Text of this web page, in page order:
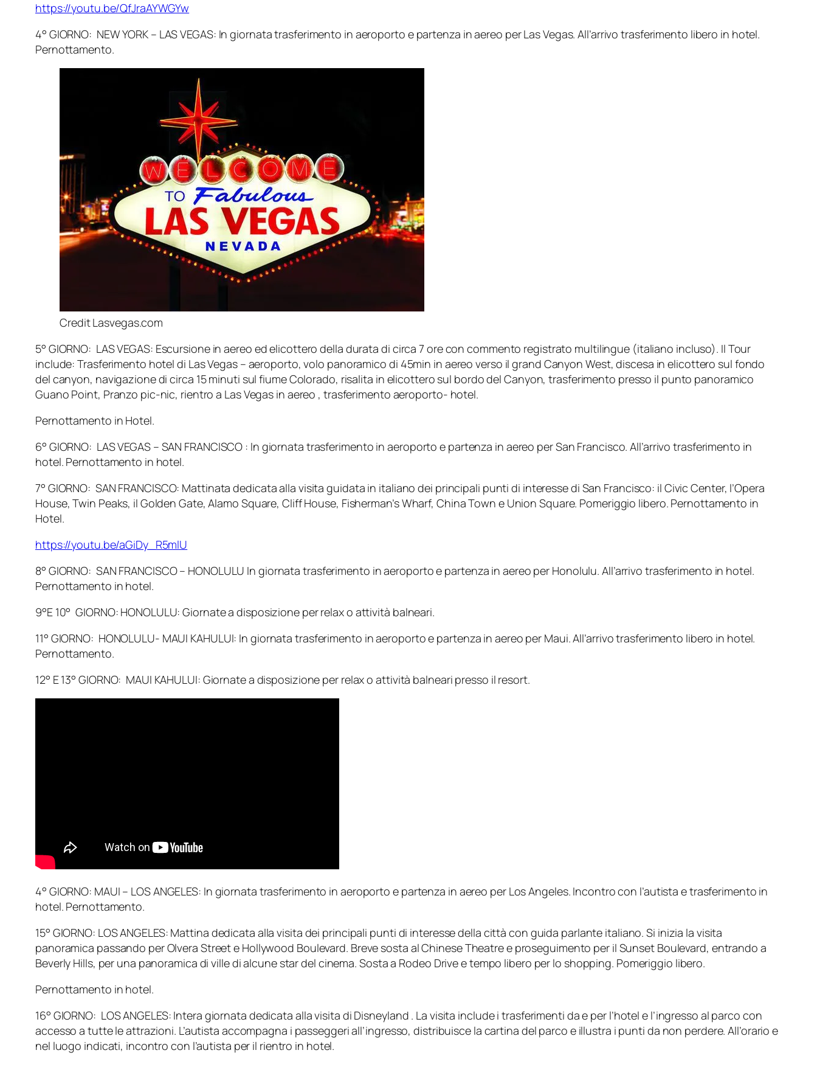
https://youtu.be/QfJraAYWGYw
4° GIORNO: NEW YORK – LAS VEGAS: In giornata trasferimento in aeroporto e partenza in aereo per Las Vegas. All’arrivo trasferimento libero in hotel.
Pernottamento.
Credit Lasvegas.com
5° GIORNO: LAS VEGAS: Escursione in aereo ed elicottero della durata di circa 7 ore con commento registrato multilingue (italiano incluso). Il Tour
include: Trasferimento hotel di Las Vegas – aeroporto, volo panoramico di 45min in aereo verso il grand Canyon West, discesa in elicottero sul fondo
del canyon, navigazione di circa 15 minuti sul fiume Colorado, risalita in elicottero sul bordo del Canyon, trasferimento presso il punto panoramico
Guano Point, Pranzo pic-nic, rientro a Las Vegas in aereo , trasferimento aeroporto- hotel.
Pernottamento in Hotel.
6° GIORNO: LAS VEGAS – SAN FRANCISCO : In giornata trasferimento in aeroporto e partenza in aereo per San Francisco. All’arrivo trasferimento in
hotel. Pernottamento in hotel.
7° GIORNO: SAN FRANCISCO: Mattinata dedicata alla visita guidata in italiano dei principali punti di interesse di San Francisco: il Civic Center, l’Opera
House, Twin Peaks, il Golden Gate, Alamo Square, Cliff House, Fisherman’s Wharf, China Town e Union Square. Pomeriggio libero. Pernottamento in
Hotel.
https://youtu.be/aGiDy_R5mlU
8° GIORNO: SAN FRANCISCO – HONOLULU In giornata trasferimento in aeroporto e partenza in aereo per Honolulu. All’arrivo trasferimento in hotel.
Pernottamento in hotel.
9°E 10° GIORNO: HONOLULU: Giornate a disposizione per relax o attività balneari.
11° GIORNO: HONOLULU- MAUI KAHULUI: In giornata trasferimento in aeroporto e partenza in aereo per Maui. All’arrivo trasferimento libero in hotel.
Pernottamento.
12° E 13° GIORNO: MAUI KAHULUI: Giornate a disposizione per relax o attività balneari presso il resort.
4° GIORNO: MAUI – LOS ANGELES: In giornata trasferimento in aeroporto e partenza in aereo per Los Angeles. Incontro con l’autista e trasferimento in
hotel. Pernottamento.
15° GIORNO: LOS ANGELES: Mattina dedicata alla visita dei principali punti di interesse della città con guida parlante italiano. Si inizia la visita
panoramica passando per Olvera Street e Hollywood Boulevard. Breve sosta al Chinese Theatre e proseguimento per il Sunset Boulevard, entrando a
Beverly Hills, per una panoramica di ville di alcune star del cinema. Sosta a Rodeo Drive e tempo libero per lo shopping. Pomeriggio libero.
Pernottamento in hotel.
16° GIORNO: LOS ANGELES: Intera giornata dedicata alla visita di Disneyland . La visita include i trasferimenti da e per l’hotel e l’ingresso al parco con
accesso a tutte le attrazioni. L’autista accompagna i passeggeri all’ingresso, distribuisce la cartina del parco e illustra i punti da non perdere. All’orario e
nel luogo indicati, incontro con l’autista per il rientro in hotel.